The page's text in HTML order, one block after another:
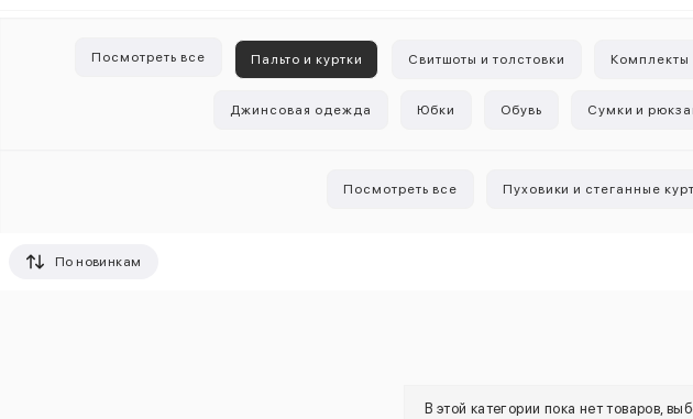
Посмотреть все Пальто и куртки Свитшоты и толстовки Комплекты
Джинсовая одежда Юбки Обувь Сумки и
Посмотреть все Пуховики и стеганные
По новинкам
В этой категории пока нет товаров,